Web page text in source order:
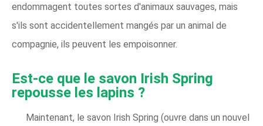
endommagent toutes sortes d'animaux sauvages, mais
s'ils sont accidentellement mangés par un animal de
compagnie, ils peuvent les empoisonner.
Est-ce que le savon Irish Spring
repousse les lapins ?
Maintenant, le savon Irish Spring (ouvre dans un nouvel